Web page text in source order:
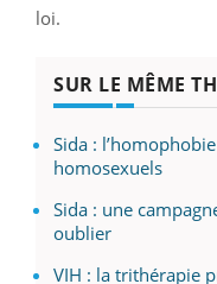
loi.
SUR LE MÊME
Sida :
homosexuels
Sida : une
oublier
VIH : la trithérapie